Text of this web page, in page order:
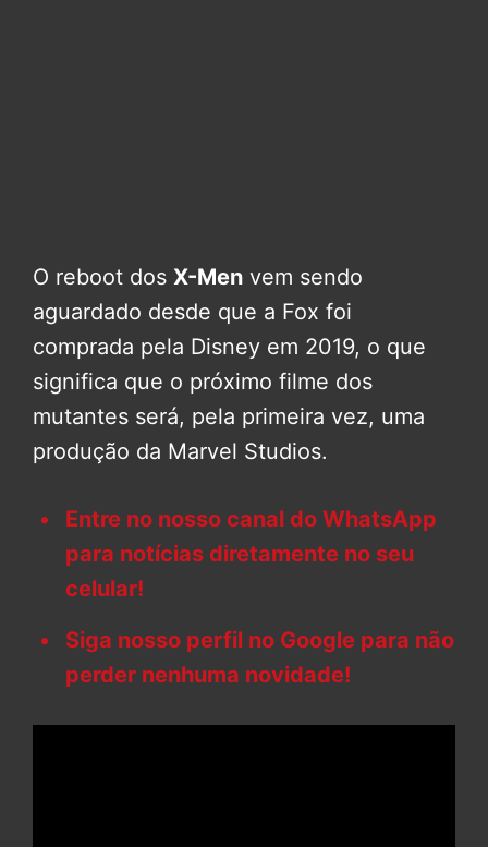
O reboot dos X-Men vem sendo
aguardado desde que a Fox foi
comprada pela Disney em 2019, o que
significa que o próximo filme dos
mutantes será, pela primeira vez, uma
produção da Marvel Studios.
Entre no nosso canal do WhatsApp
para notícias diretamente no seu
celular!
Siga nosso perfil no Google para não
perder nenhuma novidade!